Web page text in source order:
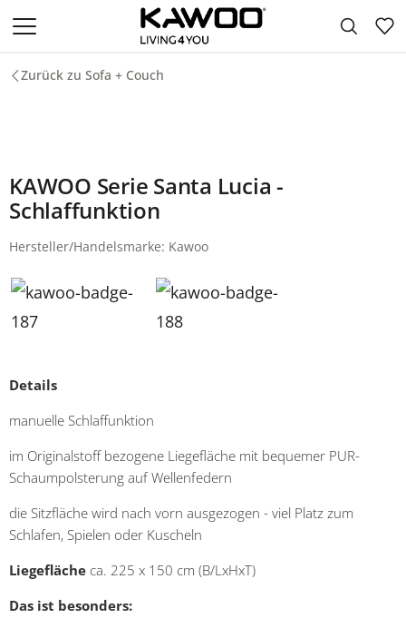
Zum Hauptinhalt springen
Zurück zu Sofa + Couch
KAWOO Serie Santa Lucia -
Schlaffunktion
Hersteller/Handelsmarke: Kawoo
Details
manuelle Schlaffunktion
im Originalstoff bezogene Liegefläche mit bequemer PUR-
Schaumpolsterung auf Wellenfedern
die Sitzfläche wird nach vorn ausgezogen - viel Platz zum
Schlafen, Spielen oder Kuscheln
Liegefläche ca. 225 x 150 cm (B/LxHxT)
Das ist besonders: